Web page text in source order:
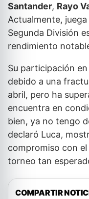
Santander, Rayo
Actualmente, juega
Segunda División
rendimiento
Su participación
debido a una
abril, pero ha
encuentra en
bien, ya no tengo
declaró Luca,
compromiso con
torneo tan
COMPARTIR